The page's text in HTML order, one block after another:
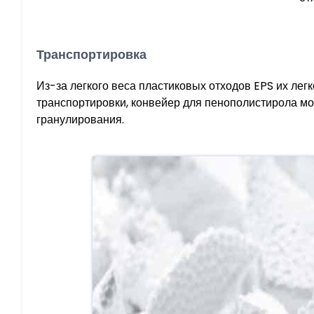
Транспортировка
Из-за легкого веса пластиковых отходов EPS их
транспортировки, конвейер для пенополистирола
гранулирования.